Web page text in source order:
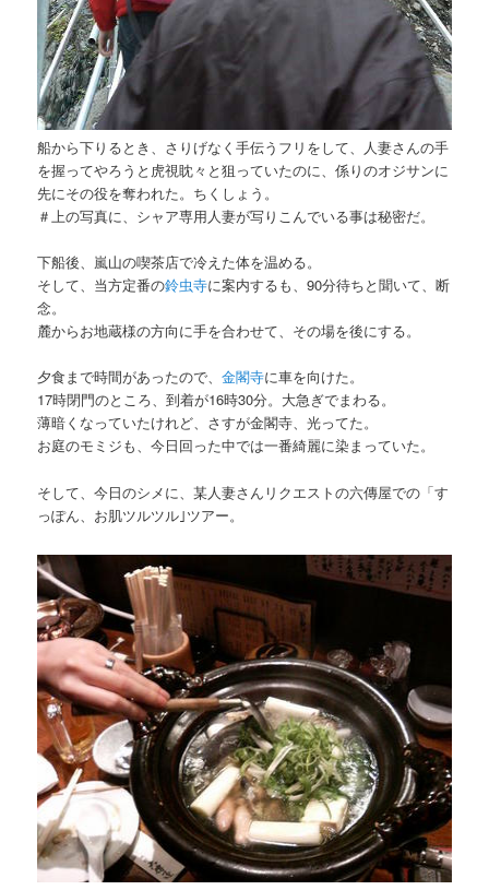
船から下りるとき、さりげなく手伝うフリをして、人妻さんの手
を握ってやろうと虎視眈々と狙っていたのに、係りのオジサンに
先にその役を奪われた。ちくしょう。
＃上の写真に、シャア専用人妻が写りこんでいる事は秘密だ。
下船後、嵐山の喫茶店で冷えた体を温める。
そして、当方定番の鈴虫寺に案内するも、90分待ちと聞いて、断
念。
麓からお地蔵様の方向に手を合わせて、その場を後にする。
夕食まで時間があったので、金閣寺に車を向けた。
17時閉門のところ、到着が16時30分。大急ぎでまわる。
薄暗くなっていたけれど、さすが金閣寺、光ってた。
お庭のモミジも、今日回った中では一番綺麗に染まっていた。
そして、今日のシメに、某人妻さんリクエストの六傳屋での「す
っぽん、お肌ツルツル｣ツアー。